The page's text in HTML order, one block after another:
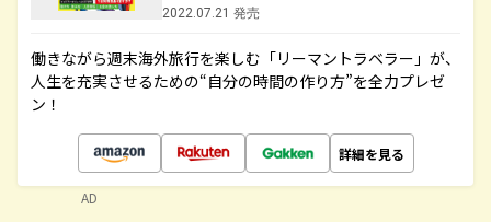
2022.07.21 発売
働きながら週末海外旅行を楽しむ「リーマントラベラー」が、
人生を充実させるための“自分の時間の作り方”を全力プレゼ
ン！
詳細を見る
AD